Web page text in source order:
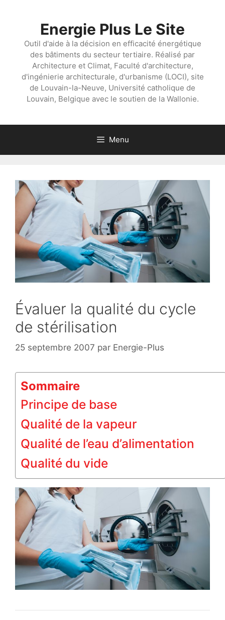
Energie Plus Le Site
Outil d'aide à la décision en efficacité énergétique
des bâtiments du secteur tertiaire. Réalisé par
Architecture et Climat, Faculté d'architecture,
d'ingénierie architecturale, d'urbanisme (LOCI), site
de Louvain-la-Neuve, Université catholique de
Louvain, Belgique avec le soutien de la Wallonie.
Menu
Évaluer la qualité du cycle
de stérilisation
25 septembre 2007 par Energie-Plus
Sommaire
Principe de base
Qualité de la vapeur
Qualité de l’eau d’alimentation
Qualité du vide